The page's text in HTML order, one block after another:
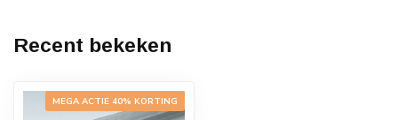
Recent bekeken
MEGA ACTIE 40% KORTING